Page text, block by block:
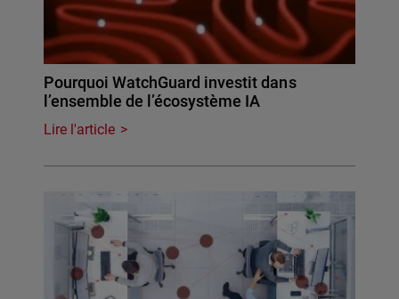
Pourquoi WatchGuard investit dans
l’ensemble de l’écosystème IA
Lire l'article